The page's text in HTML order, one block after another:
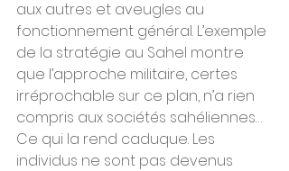
aux autres et aveugles au
fonctionnement général. L’exemple
de la stratégie au Sahel montre
que l’approche militaire, certes
irréprochable sur ce plan, n’a rien
compris aux sociétés sahéliennes…
Ce qui la rend caduque. Les
individus ne sont pas devenus